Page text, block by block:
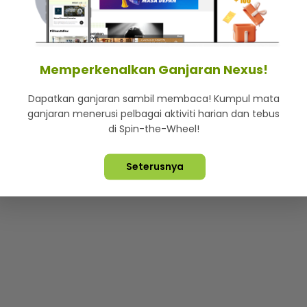
Lebih hot, viral dan sensasi
Terpelihara © 2026. Star Media Group Berhad [197101000523
Memperkenalkan Ganjaran Nexus!
Dapatkan ganjaran sambil membaca! Kumpul mata
ganjaran menerusi pelbagai aktiviti harian dan tebus
di Spin-the-Wheel!
Seterusnya